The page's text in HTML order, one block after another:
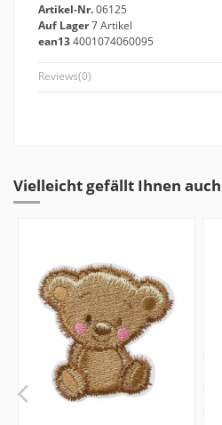
Artikel-Nr.06125
Auf Lager7 Artikel
ean134001074060095
Reviews(0)
Vielleicht gefällt Ihnen auch